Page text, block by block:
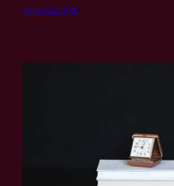
januari 22, 2026